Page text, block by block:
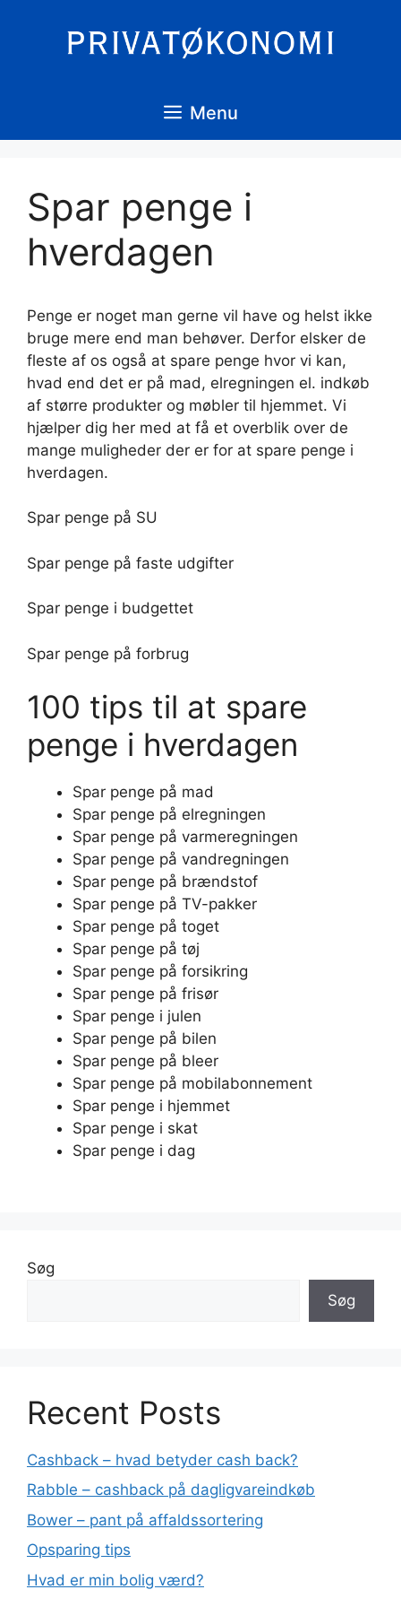
Menu
Spar penge i
hverdagen
Penge er noget man gerne vil have og helst ikke
bruge mere end man behøver. Derfor elsker de
fleste af os også at spare penge hvor vi kan,
hvad end det er på mad, elregningen el. indkøb
af større produkter og møbler til hjemmet. Vi
hjælper dig her med at få et overblik over de
mange muligheder der er for at spare penge i
hverdagen.
Spar penge på SU
Spar penge på faste udgifter
Spar penge i budgettet
Spar penge på forbrug
100 tips til at spare
penge i hverdagen
Spar penge på mad
Spar penge på elregningen
Spar penge på varmeregningen
Spar penge på vandregningen
Spar penge på brændstof
Spar penge på TV-pakker
Spar penge på toget
Spar penge på tøj
Spar penge på forsikring
Spar penge på frisør
Spar penge i julen
Spar penge på bilen
Spar penge på bleer
Spar penge på mobilabonnement
Spar penge i hjemmet
Spar penge i skat
Spar penge i dag
Søg
Søg
Recent Posts
Cashback – hvad betyder cash back?
Rabble – cashback på dagligvareindkøb
Bower – pant på affaldssortering
Opsparing tips
Hvad er min bolig værd?